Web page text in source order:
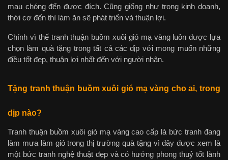
mau chóng đến được đích. Cũng giống như trong kinh doanh,
thời cơ đến thì làm ăn sẽ phát triển và thuận lợi.
Chính vì thế tranh thuận buồm xuôi gió mạ vàng luôn được lựa
chọn làm quà tặng trong tất cả các dịp với mong muốn những
điều tốt đẹp, thuận lợi nhất đến với người nhận.
Tặng tranh thuận buồm xuôi gió mạ vàng cho ai, trong
dịp nào?
Tranh thuận buồm xuôi gió mạ vàng cao cấp là bức tranh đang
làm mưa làm gió trong thị trường quà tặng vì đây được xem là
một bức tranh nghệ thuật đẹp và có hướng phong thuỷ tốt lành